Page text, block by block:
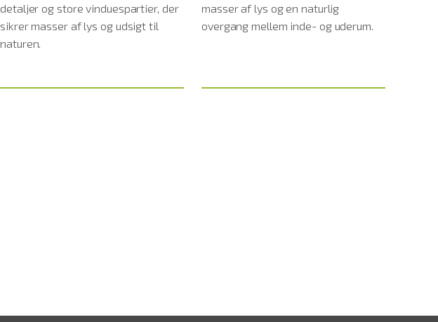
detaljer og store vinduespartier, der
sikrer masser af lys og udsigt til
naturen.
masser af lys og en naturlig
overgang mellem inde- og uderum.